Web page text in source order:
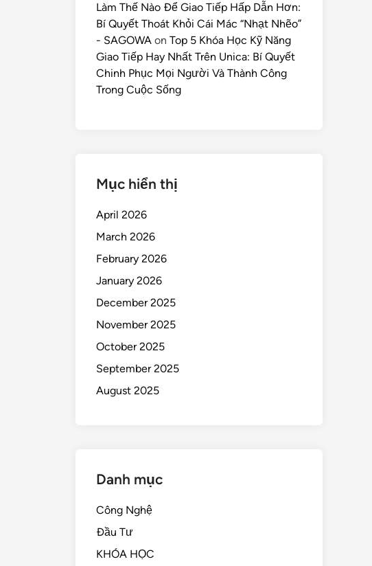
Làm Thế Nào Để Giao Tiếp Hấp Dẫn Hơn:
Bí Quyết Thoát Khỏi Cái Mác “Nhạt Nhẽo”
- SAGOWA on Top 5 Khóa Học Kỹ Năng
Giao Tiếp Hay Nhất Trên Unica: Bí Quyết
Chinh Phục Mọi Người Và Thành Công
Trong Cuộc Sống
Mục hiển thị
April 2026
March 2026
February 2026
January 2026
December 2025
November 2025
October 2025
September 2025
August 2025
Danh mục
Công Nghệ
Đầu Tư
KHÓA HỌC